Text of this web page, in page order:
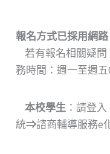
報名方式已採用網路
若有報名相關疑問
務時間：週一至週五
本校學生：請登入
統⇒諮商輔導服務e